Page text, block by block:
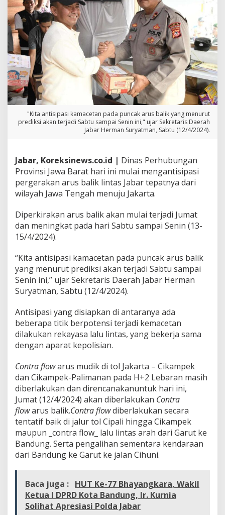
l
u
i
n
t
a
s
L
a
n
c
a
r
T
k
n
d
a
i
"Kita antisipasi kamacetan pada puncak arus balik yang menurut
prediksi akan terjadi Sabtu sampai Senin ini," ujar Sekretaris Daerah
Jabar Herman Suryatman, Sabtu (12/4/2024).
Jabar, Koreksinews.co.id | Dinas Perhubungan
Provinsi Jawa Barat hari ini mulai mengantisipasi
pergerakan arus balik lintas Jabar tepatnya dari
wilayah Jawa Tengah menuju Jakarta.
Diperkirakan arus balik akan mulai terjadi Jumat
dan meningkat pada hari Sabtu sampai Senin (13-
15/4/2024).
“Kita antisipasi kamacetan pada puncak arus balik
yang menurut prediksi akan terjadi Sabtu sampai
Senin ini,” ujar Sekretaris Daerah Jabar Herman
Suryatman, Sabtu (12/4/2024).
Antisipasi yang disiapkan di antaranya ada
beberapa titik berpotensi terjadi kemacetan
dilakukan rekayasa lalu lintas, yang bekerja sama
dengan aparat kepolisian.
Contra flowarus mudik di tol Jakarta – Cikampek
dan Cikampek-Palimanan pada H+2 Lebaran masih
diberlakukan dan direncanakanuntuk hari ini,
Jumat (12/4/2024) akan diberlakukan Contra
flowarus balik.Contra flowdiberlakukan secara
tentatif baik di jalur tol Cipali hingga Cikampek
maupun _contra flow_ lalu lintas arah dari Garut ke
Bandung. Serta pengalihan sementara kendaraan
dari Bandung ke Garut ke jalan Cihuni.
Baca juga : HUT Ke-77 Bhayangkara, Wakil
Ketua I DPRD Kota Bandung, Ir. Kurnia
Solihat Apresiasi Polda Jabar